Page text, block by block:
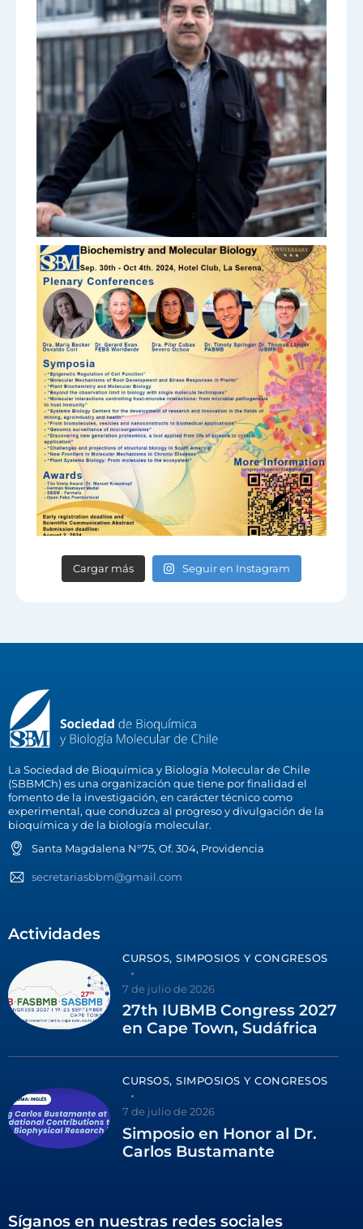
Cargar más Seguir en Instagram
La Sociedad de Bioquímica y Biología Molecular de Chile
(SBBMCh) es una organización que tiene por finalidad el
fomento de la investigación, en carácter técnico como
experimental, que conduzca al progreso y divulgación de la
bioquímica y de la biología molecular.
Santa Magdalena N°75, Of. 304, Providencia
secretariasbbm@gmail.com
Actividades
CURSOS, SIMPOSIOS Y CONGRESOS
7 de julio de 2026
27th IUBMB Congress 2027
en Cape Town, Sudáfrica
CURSOS, SIMPOSIOS Y CONGRESOS
7 de julio de 2026
Simposio en Honor al Dr.
Carlos Bustamante
Síganos en nuestras redes sociales